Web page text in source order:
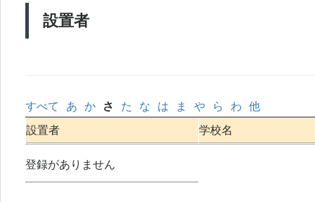
設置者
すべて あ か さ た な は ま や ら わ
他
設置者
学校名
登録がありません